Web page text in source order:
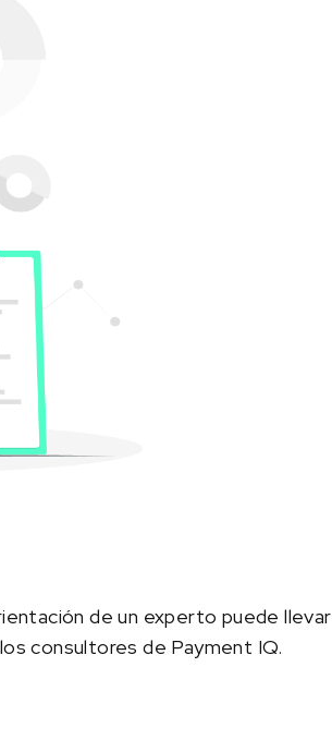
de un experto puede llevar
consultores de Payment IQ.